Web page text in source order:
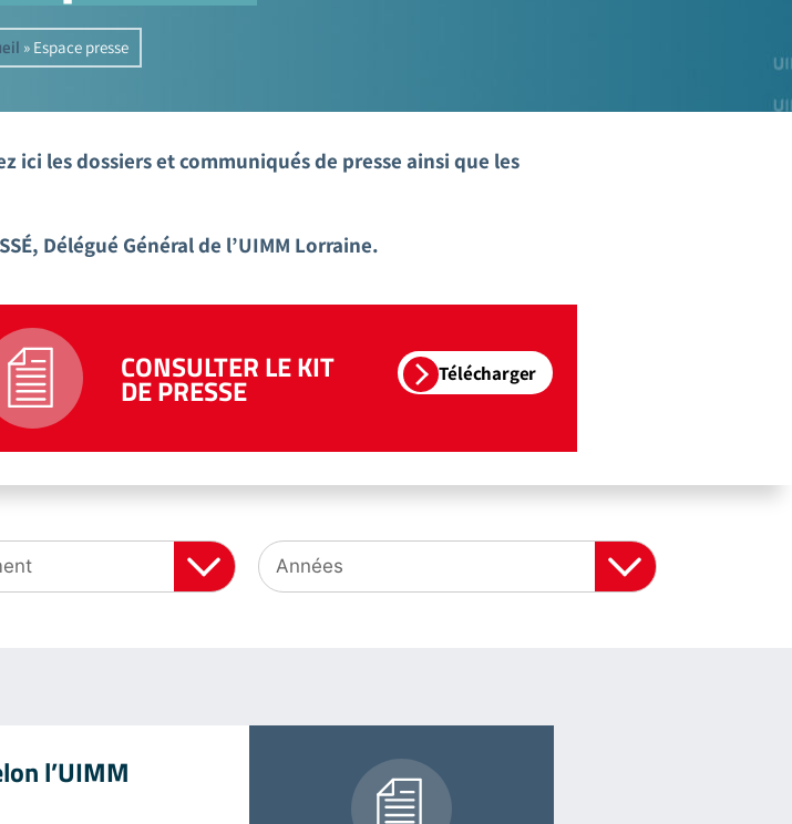
» Espace presse
ici les dossiers et communiqués de presse ainsi que les
Délégué Général de l’UIMM Lorraine.
CONSULTER LE KIT
DE PRESSE Télécharger
l’UIMM